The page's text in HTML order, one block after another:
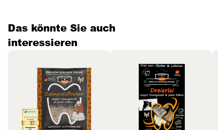
Das könnte Sie auch
interessieren